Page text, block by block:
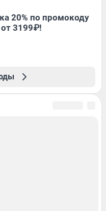
20% по промокоду
3199₽!